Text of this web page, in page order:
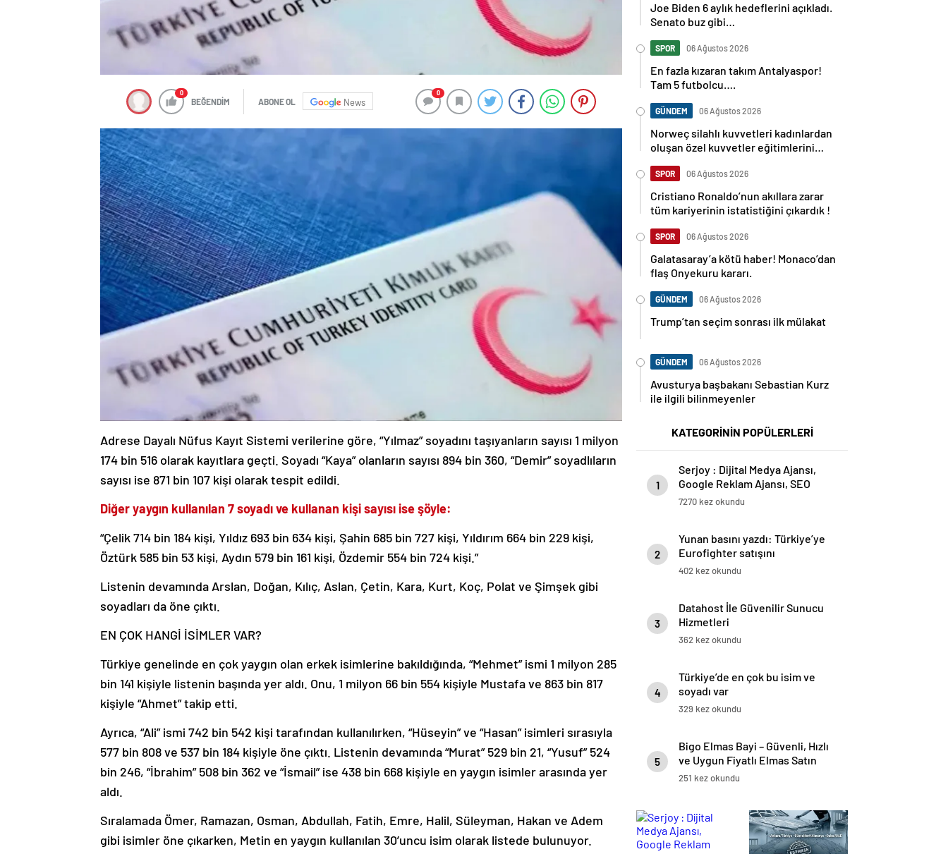
0
BEĞENDİM ABONE OL News
0
Adrese Dayalı Nüfus Kayıt Sistemi verilerine göre, “Yılmaz” soyadını taşıyanların sayısı 1 milyon
174 bin 516 olarak kayıtlara geçti. Soyadı “Kaya” olanların sayısı 894 bin 360, “Demir” soyadlıların
sayısı ise 871 bin 107 kişi olarak tespit edildi.
Diğer yaygın kullanılan 7 soyadı ve kullanan kişi sayısı ise şöyle:
“Çelik 714 bin 184 kişi, Yıldız 693 bin 634 kişi, Şahin 685 bin 727 kişi, Yıldırım 664 bin 229 kişi,
Öztürk 585 bin 53 kişi, Aydın 579 bin 161 kişi, Özdemir 554 bin 724 kişi.”
Listenin devamında Arslan, Doğan, Kılıç, Aslan, Çetin, Kara, Kurt, Koç, Polat ve Şimşek gibi
soyadları da öne çıktı.
EN ÇOK HANGİ İSİMLER VAR?
Türkiye genelinde en çok yaygın olan erkek isimlerine bakıldığında, “Mehmet” ismi 1 milyon 285
bin 141 kişiyle listenin başında yer aldı. Onu, 1 milyon 66 bin 554 kişiyle Mustafa ve 863 bin 817
kişiyle “Ahmet” takip etti.
Ayrıca, “Ali” ismi 742 bin 542 kişi tarafından kullanılırken, “Hüseyin” ve “Hasan” isimleri sırasıyla
577 bin 808 ve 537 bin 184 kişiyle öne çıktı. Listenin devamında “Murat” 529 bin 21, “Yusuf” 524
bin 246, “İbrahim” 508 bin 362 ve “İsmail” ise 438 bin 668 kişiyle en yaygın isimler arasında yer
aldı.
Sıralamada Ömer, Ramazan, Osman, Abdullah, Fatih, Emre, Halil, Süleyman, Hakan ve Adem
gibi isimler öne çıkarken, Metin en yaygın kullanılan 30’uncu isim olarak listede bulunuyor.
Joe Biden 6 aylık hedeflerini açıkladı.
Senato buz gibi…
SPOR 06 Ağustos 2026
En fazla kızaran takım Antalyaspor!
Tam 5 futbolcu….
GÜNDEM 06 Ağustos 2026
Norweç silahlı kuvvetleri kadınlardan
oluşan özel kuvvetler eğitimlerini
SPOR 06 Ağustos 2026
Cristiano Ronaldo’nun akıllara zarar
tüm kariyerinin istatistiğini çıkardık !
SPOR 06 Ağustos 2026
Galatasaray’a kötü haber! Monaco’dan
flaş Onyekuru kararı.
GÜNDEM 06 Ağustos 2026
Trump’tan seçim sonrası ilk mülakat
GÜNDEM 06 Ağustos 2026
Avusturya başbakanı Sebastian Kurz
ile ilgili bilinmeyenler
KATEGORİNİN POPÜLERLERİ
1
Serjoy : Dijital Medya Ajansı,
Google Reklam Ajansı, SEO
Ajansı ve Web Tasarım Ajansı
7270 kez okundu
2
Yunan basını yazdı: Türkiye’ye
Eurofighter satışını
engelleyemeyiz
402 kez okundu
3
Datahost İle Güvenilir Sunucu
Hizmetleri
362 kez okundu
4
Türkiye’de en çok bu isim ve
soyadı var
329 kez okundu
5
Bigo Elmas Bayi – Güvenli, Hızlı
ve Uygun Fiyatlı Elmas Satın
Almanın Yeni Adresi
251 kez okundu